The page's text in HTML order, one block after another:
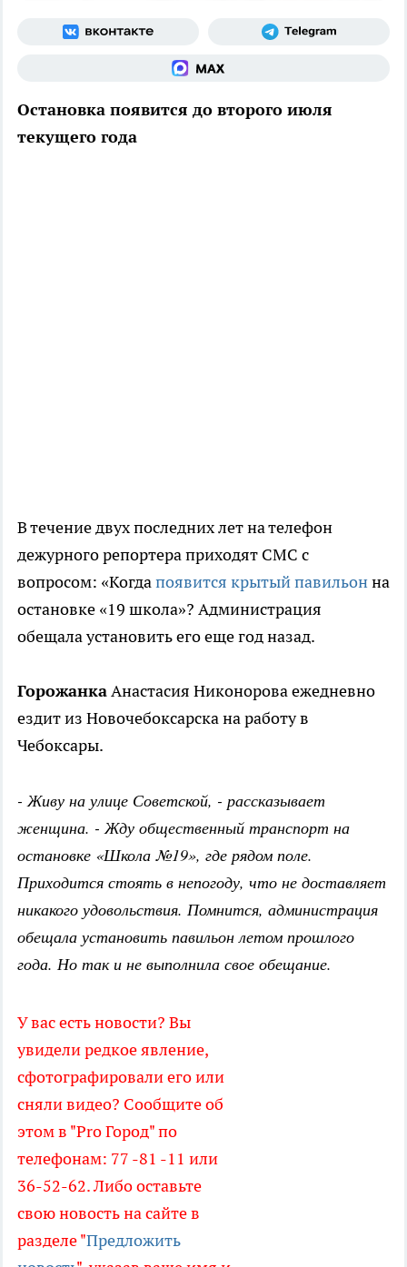
Остановка появится до второго июля
текущего года
В течение двух последних лет на телефон
дежурного репортера приходят СМС с
вопросом: «Когдапоявится крытый павильонна
остановке «19 школа»? Администрация
обещала установить его еще год назад.
ГорожанкаАнастасия Никонорова ежедневно
ездит из Новочебоксарска на работу в
Чебоксары.
- Живу на улице Советской, - рассказывает
женщина. - Жду общественный транспорт на
остановке «Школа №19», где рядом поле.
Приходится стоять в непогоду, что не доставляет
никакого удовольствия. Помнится, администрация
обещала установить павильон летом прошлого
года. Но так и не выполнила свое обещание.
У вас есть новости? Вы
увидели редкое явление,
сфотографировали его или
сняли видео? Сообщите об
этом в "Pro Город" по
телефонам: 77 -81 -11 или
36-52-62. Либо оставьте
свою новость на сайте в
разделе "Предложить